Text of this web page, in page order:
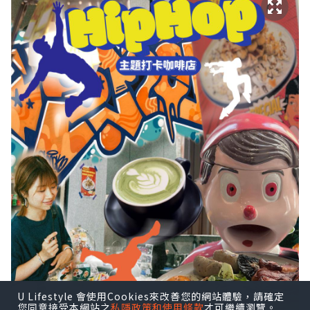
U Lifestyle 會使用Cookies來改善您的網站體驗，請確定
您同意接受本網站之私隱政策和使用條款才可繼續瀏覽。